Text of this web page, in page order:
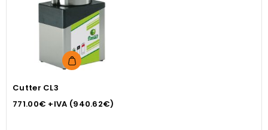
Cutter CL3
771.00€ +IVA (940.62€)